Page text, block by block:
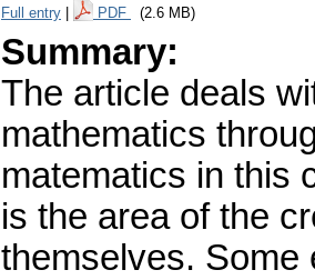
Full entry PDF (2.6 MB)
Summary:
The article deals
mathematics
matematics in this
is the area of the
themselves. Some